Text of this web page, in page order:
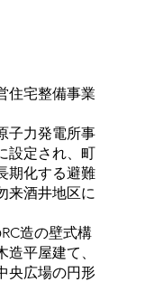
住宅整備事業
子力発電所事
設定され、町
期化する避難
来酒井地区に
造の壁式構
造平屋建て、
央広場の円形